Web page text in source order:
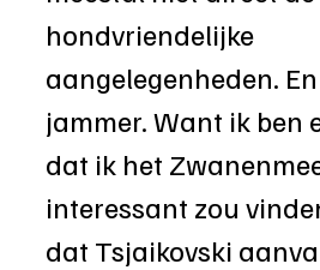
hondvriendelijke
aangelegenheden.
jammer. Want ik ben
dat ik het
interessant zou
dat Tsjaikovski